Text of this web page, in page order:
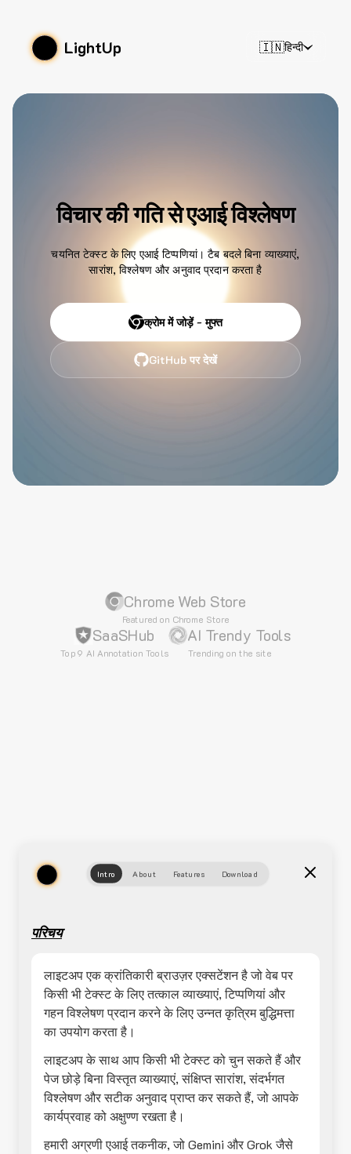
LightUp 🇮🇳हिन्दी
विचार की गति से एआई विश्लेषण
चयनित टेक्स्ट के लिए एआई टिप्पणियां। टैब बदले बिना व्याख्याएं,
सारांश, विश्लेषण और अनुवाद प्रदान करता है
क्रोम में जोड़ें - मुफ्त
GitHub पर देखें
Chrome Web Store
Featured on Chrome Store
SaaSHub
Top 9 AI Annotation Tools
AI Trendy Tools
Trending on the site
Intro About Features Download
परिचय
लाइटअप एक क्रांतिकारी ब्राउज़र एक्सटेंशन है जो वेब पर
किसी भी टेक्स्ट के लिए तत्काल व्याख्याएं, टिप्पणियां और
गहन विश्लेषण प्रदान करने के लिए उन्नत कृत्रिम बुद्धिमत्ता
का उपयोग करता है।
लाइटअप के साथ आप किसी भी टेक्स्ट को चुन सकते हैं और
पेज छोड़े बिना विस्तृत व्याख्याएं, संक्षिप्त सारांश, संदर्भगत
विश्लेषण और सटीक अनुवाद प्राप्त कर सकते हैं, जो आपके
कार्यप्रवाह को अक्षुण्ण रखता है।
हमारी अग्रणी एआई तकनीक, जो Gemini और Grok जैसे